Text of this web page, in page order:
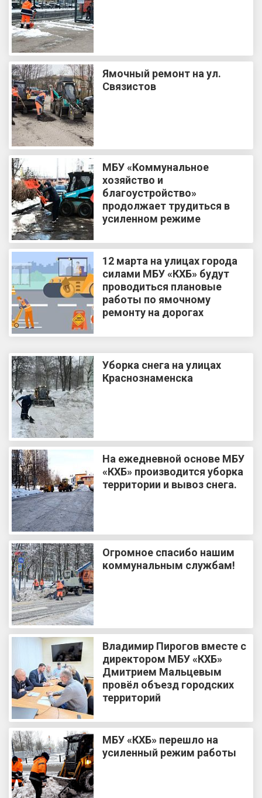
Ямочный ремонт на ул.
Связистов
МБУ «Коммунальное
хозяйство и
благоустройство»
продолжает трудиться в
усиленном режиме
12 марта на улицах города
силами МБУ «КХБ» будут
проводиться плановые
работы по ямочному
ремонту на дорогах
Уборка снега на улицах
Краснознаменска
На ежедневной основе МБУ
«КХБ» производится уборка
территории и вывоз снега.
Огромное спасибо нашим
коммунальным службам!
Владимир Пирогов вместе с
директором МБУ «КХБ»
Дмитрием Мальцевым
провёл объезд городских
территорий
МБУ «КХБ» перешло на
усиленный режим работы